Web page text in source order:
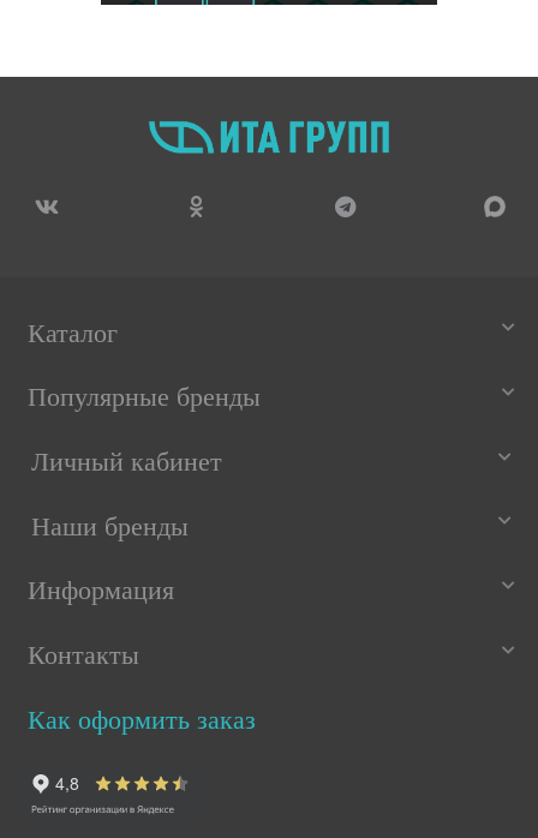
Каталог
Популярные бренды
Личный кабинет
Наши бренды
Информация
Контакты
Как оформить заказ